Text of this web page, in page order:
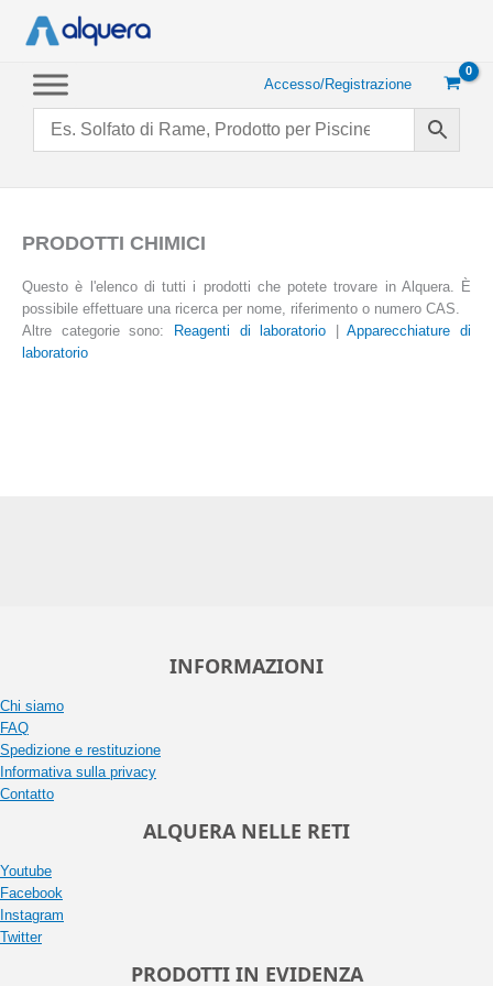
Accesso/Registrazione
PRODOTTI CHIMICI
Questo è l'elenco di tutti i prodotti che potete trovare in Alquera. È
possibile effettuare una ricerca per nome, riferimento o numero CAS.
Altre categorie sono:
Reagenti di laboratorio |Apparecchiature di
laboratorio
INFORMAZIONI
Chi siamo
FAQ
Spedizione e restituzione
Informativa sulla privacy
Contatto
ALQUERA NELLE RETI
Youtube
Facebook
Instagram
Twitter
PRODOTTI IN EVIDENZA